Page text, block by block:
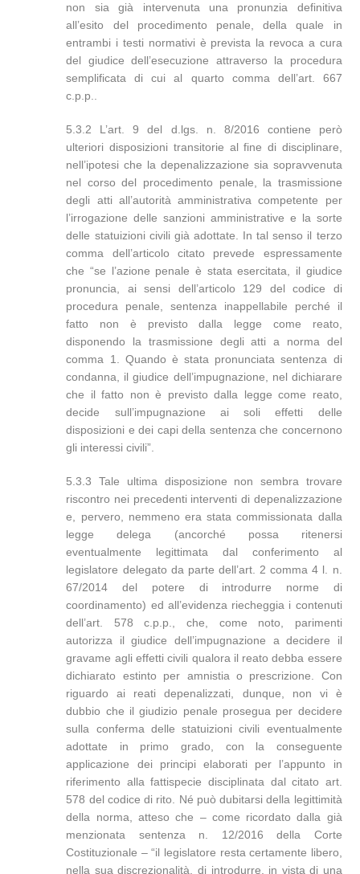
non sia già intervenuta una pronunzia definitiva
all’esito del procedimento penale, della quale in
entrambi i testi normativi è prevista la revoca a cura
del giudice dell’esecuzione attraverso la procedura
semplificata di cui al quarto comma dell’art. 667
c.p.p..
5.3.2 L’art. 9 del d.lgs. n. 8/2016 contiene però
ulteriori disposizioni transitorie al fine di disciplinare,
nell’ipotesi che la depenalizzazione sia sopravvenuta
nel corso del procedimento penale, la trasmissione
degli atti all’autorità amministrativa competente per
l’irrogazione delle sanzioni amministrative e la sorte
delle statuizioni civili già adottate. In tal senso il terzo
comma dell’articolo citato prevede espressamente
che “se l’azione penale è stata esercitata, il giudice
pronuncia, ai sensi dell’articolo 129 del codice di
procedura penale, sentenza inappellabile perché il
fatto non è previsto dalla legge come reato,
disponendo la trasmissione degli atti a norma del
comma 1. Quando è stata pronunciata sentenza di
condanna, il giudice dell’impugnazione, nel dichiarare
che il fatto non è previsto dalla legge come reato,
decide sull’impugnazione ai soli effetti delle
disposizioni e dei capi della sentenza che concernono
gli interessi civili”.
5.3.3 Tale ultima disposizione non sembra trovare
riscontro nei precedenti interventi di depenalizzazione
e, pervero, nemmeno era stata commissionata dalla
legge delega (ancorché possa ritenersi
eventualmente legittimata dal conferimento al
legislatore delegato da parte dell’art. 2 comma 4 l. n.
67/2014 del potere di introdurre norme di
coordinamento) ed all’evidenza riecheggia i contenuti
dell’art. 578 c.p.p., che, come noto, parimenti
autorizza il giudice dell’impugnazione a decidere il
gravame agli effetti civili qualora il reato debba essere
dichiarato estinto per amnistia o prescrizione. Con
riguardo ai reati depenalizzati, dunque, non vi è
dubbio che il giudizio penale prosegua per decidere
sulla conferma delle statuizioni civili eventualmente
adottate in primo grado, con la conseguente
applicazione dei principi elaborati per l’appunto in
riferimento alla fattispecie disciplinata dal citato art.
578 del codice di rito. Né può dubitarsi della legittimità
della norma, atteso che – come ricordato dalla già
menzionata sentenza n. 12/2016 della Corte
Costituzionale – “il legislatore resta certamente libero,
nella sua discrezionalità, di introdurre, in vista di una